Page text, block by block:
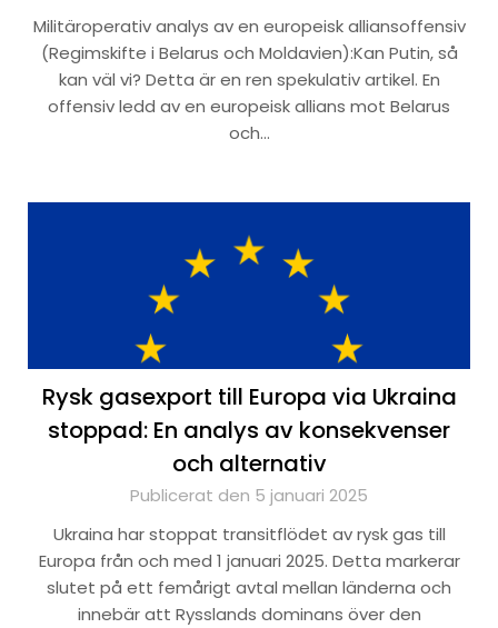
Militäroperativ analys av en europeisk alliansoffensiv
(Regimskifte i Belarus och Moldavien):Kan Putin, så
kan väl vi? Detta är en ren spekulativ artikel. En
offensiv ledd av en europeisk allians mot Belarus
och…
Rysk gasexport till Europa via Ukraina
stoppad: En analys av konsekvenser
och alternativ
Publicerat den 5 januari 2025
Ukraina har stoppat transitflödet av rysk gas till
Europa från och med 1 januari 2025. Detta markerar
slutet på ett femårigt avtal mellan länderna och
innebär att Rysslands dominans över den